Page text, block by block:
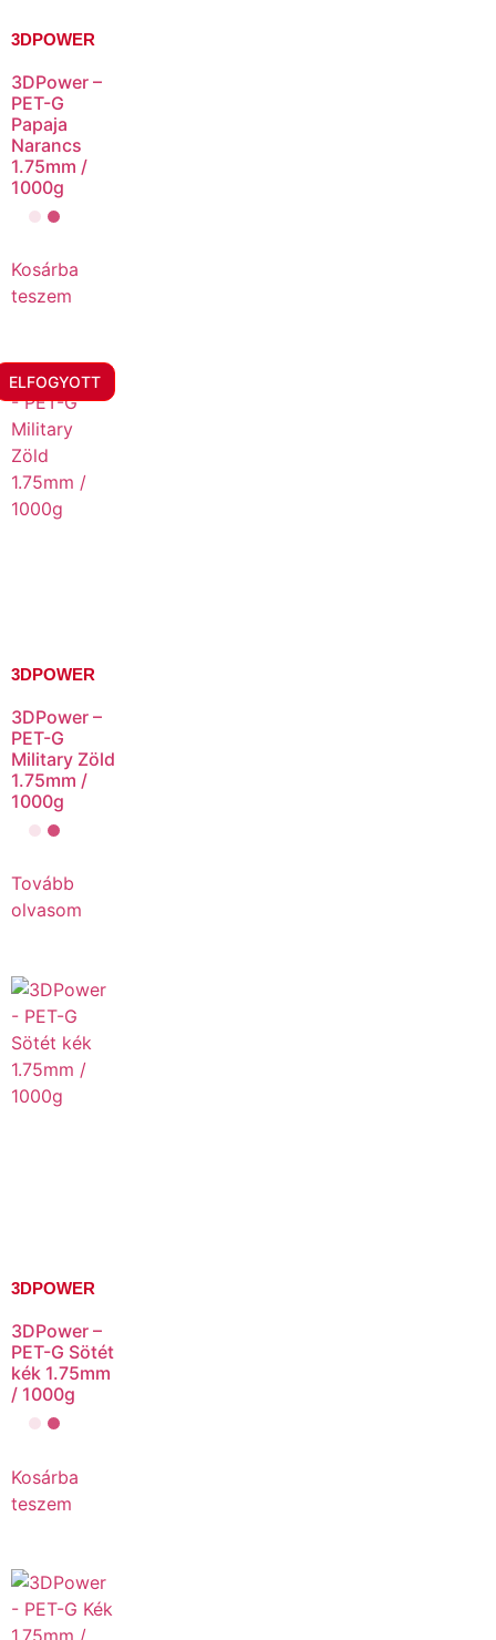
3DPOWER
3DPower –
PET-G
Papaja
Narancs
1.75mm /
1000g
Kosárba
teszem
3DPOWER
3DPower –
PET-G
Military Zöld
1.75mm /
1000g
ELFOGYOTT
Tovább
olvasom
3DPOWER
3DPower –
PET-G Sötét
kék 1.75mm
/ 1000g
Kosárba
teszem